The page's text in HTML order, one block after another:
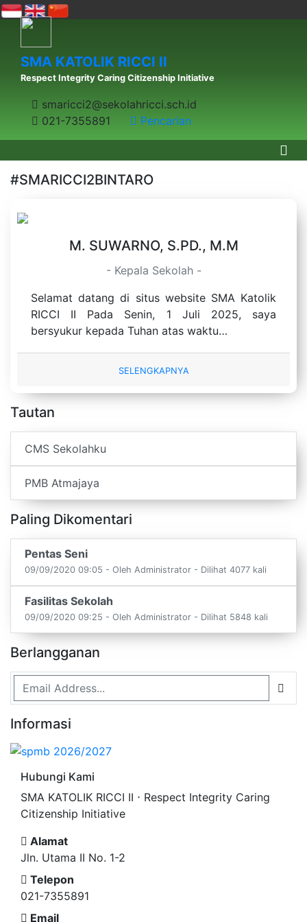
SMA KATOLIK RICCI II
Respect Integrity Caring Citizenship Initiative
smaricci2@sekolahricci.sch.id
021-7355891
Pencarian
#SMARICCI2BINTARO
M. SUWARNO, S.PD., M.M
- Kepala Sekolah -
Selamat datang di situs website SMA Katolik
RICCI II Pada Senin, 1 Juli 2025, saya
bersyukur kepada Tuhan atas waktu…
SELENGKAPNYA
Tautan
CMS Sekolahku
PMB Atmajaya
Paling Dikomentari
Pentas Seni
09/09/2020 09:05 - Oleh Administrator - Dilihat 4077 kali
Fasilitas Sekolah
09/09/2020 09:25 - Oleh Administrator - Dilihat 5848 kali
Berlangganan
Informasi
Hubungi Kami
SMA KATOLIK RICCI II ⋅ Respect Integrity Caring
Citizenship Initiative
Alamat
Jln. Utama II No. 1-2
Telepon
021-7355891
Email